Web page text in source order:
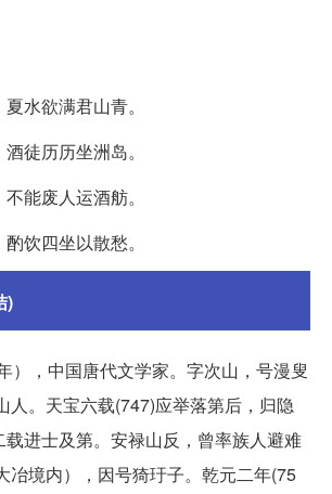
水欲满君山青。
徒历历坐洲岛。
能废人运酒舫。
饮四坐以散愁。
)
），中国唐代文学家。字次山，号漫叟
人。天宝六载(747)应举落第后，归隐
进士及第。安禄山反，曾率族人避难
冶境内），因号猗玗子。乾元二年(75